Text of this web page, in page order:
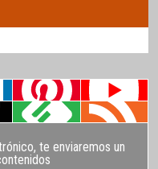
te enviaremos un